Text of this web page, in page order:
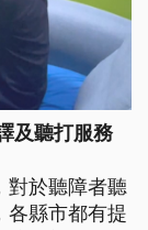
及聽打服務
對於聽障者聽
各縣市都有提